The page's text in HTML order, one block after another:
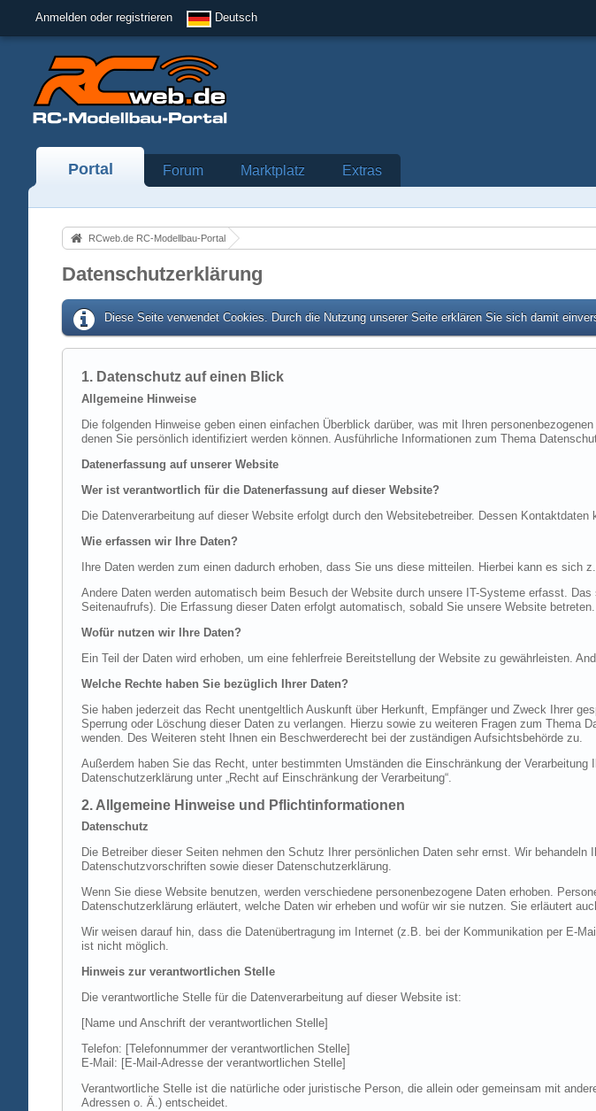
Anmelden oder registrieren Deutsch
Portal Forum Marktplatz Extras
RCweb.de RC-Modellbau-Portal
Datenschutzerklärung
Diese Seite verwendet Cookies. Durch die Nutzung unserer Seite erklären Sie sich damit
1. Datenschutz auf einen Blick
Allgemeine Hinweise
Die folgenden Hinweise geben einen einfachen Überblick darüber, was mit Ihren
denen Sie persönlich identifiziert werden können. Ausführliche Informationen zum Thema
Datenerfassung auf unserer Website
Wer ist verantwortlich für die Datenerfassung auf dieser Website?
Die Datenverarbeitung auf dieser Website erfolgt durch den Websitebetreiber. Dessen
Wie erfassen wir Ihre Daten?
Ihre Daten werden zum einen dadurch erhoben, dass Sie uns diese mitteilen. Hierbei kann es sich
Andere Daten werden automatisch beim Besuch der Website durch unsere IT-Systeme erfasst.
Seitenaufrufs). Die Erfassung dieser Daten erfolgt automatisch, sobald Sie unsere Website betreten.
Wofür nutzen wir Ihre Daten?
Ein Teil der Daten wird erhoben, um eine fehlerfreie Bereitstellung der Website zu gewährleisten.
Welche Rechte haben Sie bezüglich Ihrer Daten?
Sie haben jederzeit das Recht unentgeltlich Auskunft über Herkunft, Empfänger und Zweck Ihrer
Sperrung oder Löschung dieser Daten zu verlangen. Hierzu sowie zu weiteren Fragen zum
wenden. Des Weiteren steht Ihnen ein Beschwerderecht bei der zuständigen Aufsichtsbehörde zu.
Außerdem haben Sie das Recht, unter bestimmten Umständen die Einschränkung der
Datenschutzerklärung unter „Recht auf Einschränkung der Verarbeitung“.
2. Allgemeine Hinweise und Pflichtinformationen
Datenschutz
Die Betreiber dieser Seiten nehmen den Schutz Ihrer persönlichen Daten sehr ernst. Wir
Datenschutzvorschriften sowie dieser Datenschutzerklärung.
Wenn Sie diese Website benutzen, werden verschiedene personenbezogene Daten erhoben.
Datenschutzerklärung erläutert, welche Daten wir erheben und wofür wir sie nutzen. Sie erläutert
Wir weisen darauf hin, dass die Datenübertragung im Internet (z.B. bei der Kommunikation per E-
ist nicht möglich.
Hinweis zur verantwortlichen Stelle
Die verantwortliche Stelle für die Datenverarbeitung auf dieser Website ist:
[Name und Anschrift der verantwortlichen Stelle]
Telefon: [Telefonnummer der verantwortlichen Stelle]
E-Mail: [E-Mail-Adresse der verantwortlichen Stelle]
Verantwortliche Stelle ist die natürliche oder juristische Person, die allein oder gemeinsam mit
Adressen o. Ä.) entscheidet.